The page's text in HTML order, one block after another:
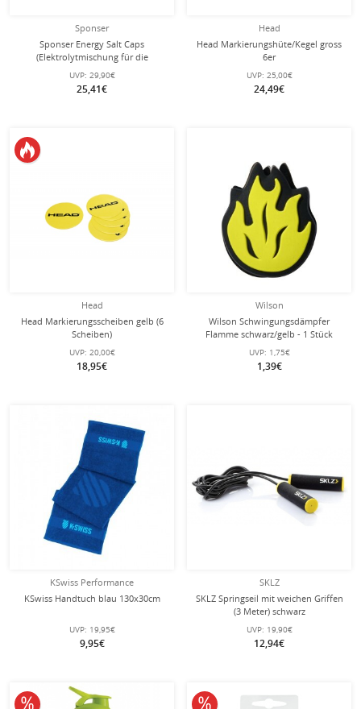
Sponser
Sponser Energy Salt Caps
(Elektrolytmischung für die
Langstrecke) 120 Stück Dose
UVP: 29,90€
25,41€
Head
Head Markierungshüte/Kegel gross
6er
UVP: 25,00€
24,49€
Head
Head Markierungsscheiben gelb (6
Scheiben)
UVP: 20,00€
18,95€
Wilson
Wilson Schwingungsdämpfer
Flamme schwarz/gelb - 1 Stück
UVP: 1,75€
1,39€
KSwiss Performance
KSwiss Handtuch blau 130x30cm
UVP: 19,95€
9,95€
SKLZ
SKLZ Springseil mit weichen Griffen
(3 Meter) schwarz
UVP: 19,90€
12,94€
10% reduziert 10% reduziert